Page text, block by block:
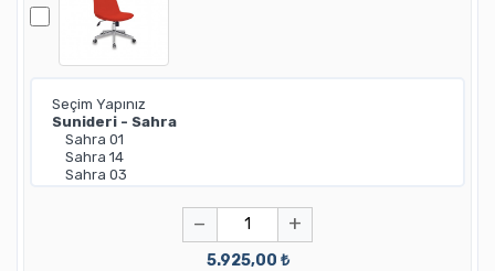
− +
5.925,00 ₺